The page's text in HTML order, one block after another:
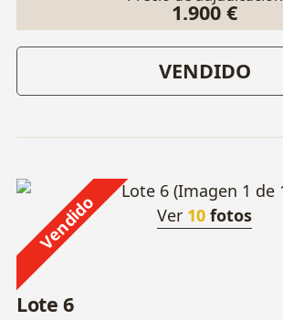
1.900 €
VENDIDO
Vendido Ver 10 fotos
Lote 6